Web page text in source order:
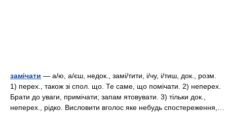
замічати — а/ю, а/єш, недок., замі/тити, і/чу, і/тиш, док., розм.
1) перех., також зі спол. що. Те саме, що помічати. 2) неперех.
Брати до уваги, примічати; запам ятовувати. 3) тільки док.,
неперех., рідко. Висловити вголос яке небудь спостереження,…